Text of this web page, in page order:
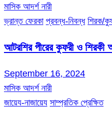
মাসিক আদর্শ নারী
ভ্রান্ত ফেরকা প্রবন্ধ-নিবন্ধ শিরক/
আটরশির পীরের কুফরী ও শিরকী
September 16, 2024
মাসিক আদর্শ নারী
জায়েয-নাজায়েয সাম্প্রতিক প্রেক্ষিত